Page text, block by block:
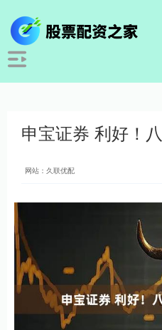
申宝证券 利好！
网站：久联优配